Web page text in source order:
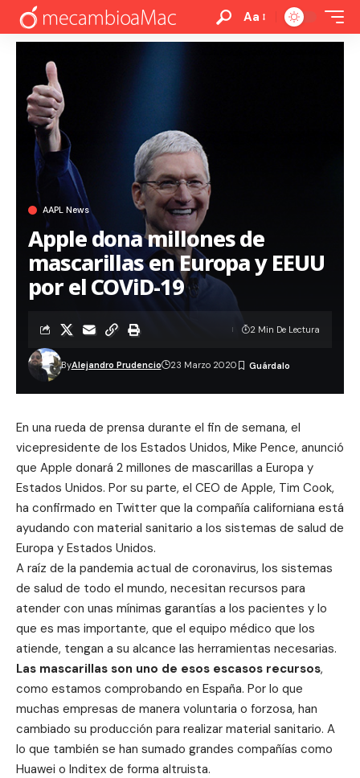
Aa
AAPL News
Apple dona millones de
mascarillas en Europa y EEUU
por el COViD-19
ByAlejandro Prudencio 23 Marzo 2020
2 Min De Lectura
En una rueda de prensa durante el fin de semana, el
vicepresidente de los Estados Unidos, Mike Pence, anunció
que Apple donará 2 millones de mascarillas a Europa y
Estados Unidos. Por su parte, el CEO de Apple, Tim Cook,
ha confirmado en Twitter que la compañía californiana está
ayudando con material sanitario a los sistemas de salud de
Europa y Estados Unidos.
A raíz de la pandemia actual de coronavirus, los sistemas
de salud de todo el mundo, necesitan recursos para
atender con unas mínimas garantías a los pacientes y lo
que es mas importante, que el equipo médico que los
atiende, tengan a su alcance las herramientas necesarias.
Las mascarillas son uno de esos escasos recursos,
como estamos comprobando en España. Por lo que
muchas empresas de manera voluntaria o forzosa, han
cambiado su producción para realizar material sanitario. A
lo que también se han sumado grandes compañías como
Huawei o Inditex de forma altruista.